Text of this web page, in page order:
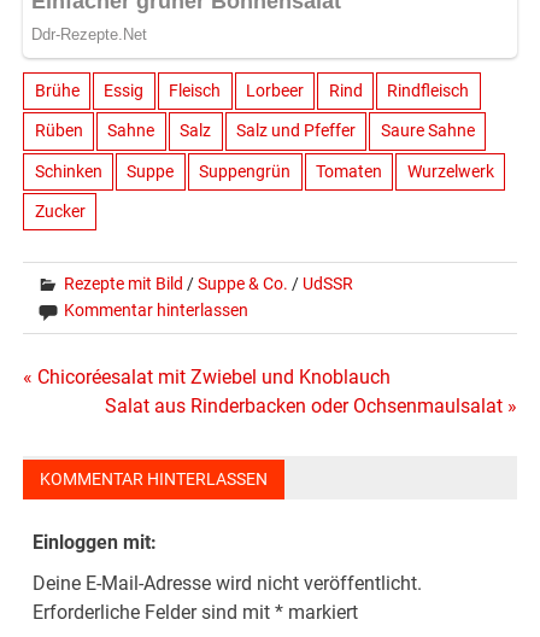
Brühe Essig Fleisch Lorbeer Rind Rindfleisch
Rüben Sahne Salz Salz und Pfeffer Saure Sahne
Schinken Suppe Suppengrün Tomaten Wurzelwerk
Zucker
Rezepte mit Bild /Suppe & Co. / UdSSR
Kommentar hinterlassen
Beitragsnavigation
« Chicoréesalat mit Zwiebel und Knoblauch
Salat aus Rinderbacken oder Ochsenmaulsalat »
KOMMENTAR HINTERLASSEN
Einloggen mit:
Deine E-Mail-Adresse wird nicht veröffentlicht.
Erforderliche Felder sind mit* markiert